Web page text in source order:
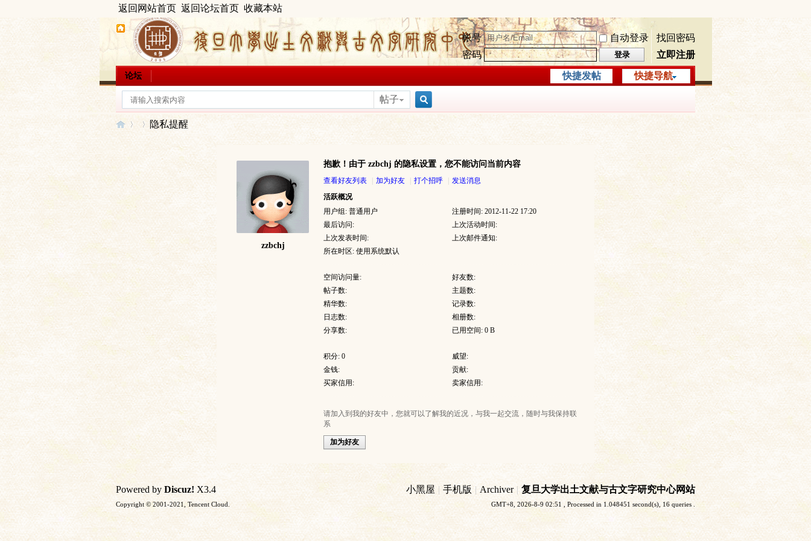
返回网站首页 返回论坛首页 收藏本站
帐号 自动登录
找回密码
密码
登录 立即注册
快捷导航
论坛 快捷发帖
帖子
索
土
›
隐私提醒
zzbchj
抱歉！由于 zzbchj 的隐私设置，您不能访问当前内容
查看好友列表 加为好友 打个招呼
发送消息
活跃概况
用户组: 普通用户
注册时间: 2012-11-22 17:20
最后访问:
上次活动时间:
上次发表时间:
上次邮件通知:
所在时区: 使用系统默认
空间访问量:
好友数:
帖子数:
主题数:
精华数:
记录数:
日志数:
相册数:
分享数:
已用空间: 0 B
积分: 0
威望:
金钱:
贡献:
买家信用:
卖家信用:
请加入到我的好友中，您就可以了解我的近况，与我一起交流，随时与我保持联
系
加为好友
小黑屋 | 手机版 | Archiver | 复旦大学出土文献与古文字研究中心网站
GMT+8, 2026-8-9 02:51 , Processed in 1.048451 second(s), 16 queries .
Powered by Discuz! X3.4
Copyright © 2001-2021, Tencent Cloud.